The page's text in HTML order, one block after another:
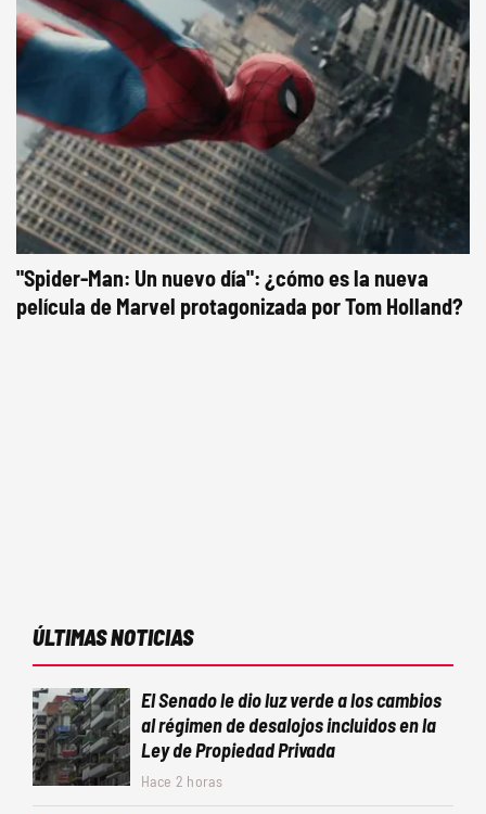
"Spider-Man: Un nuevo día": ¿cómo es la nueva
película de Marvel protagonizada por Tom Holland?
ÚLTIMAS NOTICIAS
El Senado le dio luz verde a los cambios
al régimen de desalojos incluidos en la
Ley de Propiedad Privada
Hace 2 horas